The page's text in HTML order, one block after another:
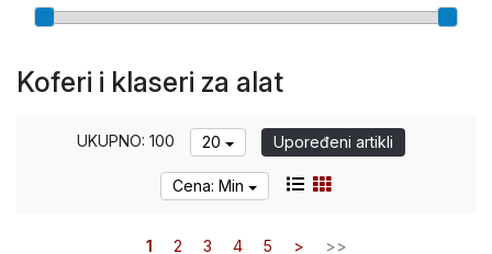
Električni
Akumulatorski
Brendovi
Koferi i klaseri za alat
UKUPNO: 100 20 Upoređeni artikli
Cena: Min
1 2 3 4 5 > >>